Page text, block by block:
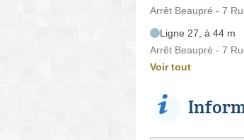
Arrêt Beaupré - 7
Ligne 27, à 44 m
Arrêt Beaupré - 7
Voir tout